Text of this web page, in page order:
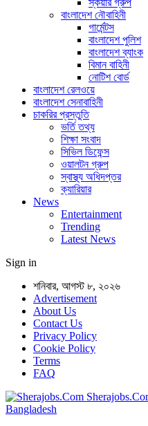
স্কয়ার গ্রুপ
বাংলাদেশ নৌবাহিনী
গার্মেন্টস
বাংলাদেশ পুলিশ
বাংলাদেশ ব্যাংক
বিমান বাহিনী
নোটিশ বোর্ড
বাংলাদেশ রেলওয়ে
বাংলাদেশ সেনাবাহিনী
চাকরির প্রস্তুতি
ভর্তি তথ্য
শিক্ষা সংবাদ
সিভিল ডিফেন্স
ওয়ালটন গ্রুপ
স্বাস্থ্য অধিদপ্তর
ক্যারিয়ার
News
Entertainment
Trending
Latest News
Sign in
শনিবার, আগস্ট ৮, ২০২৬
Advertisement
About Us
Contact Us
Privacy Policy
Cookie Policy
Terms
FAQ
Bangladesh